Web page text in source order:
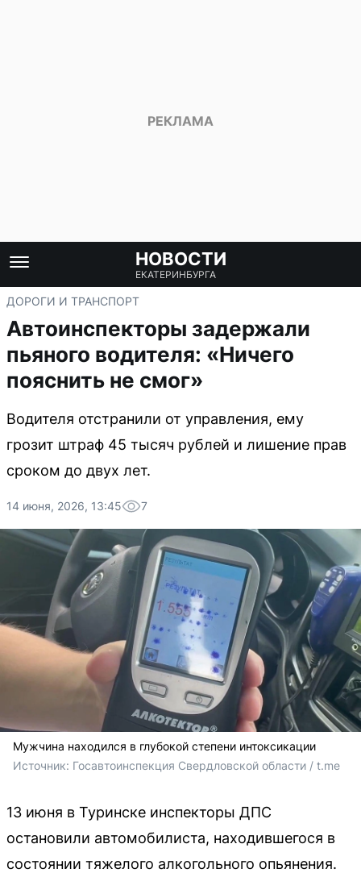
НОВОСТИ
ЕКАТЕРИНБУРГА
ДОРОГИ И ТРАНСПОРТ
Автоинспекторы задержали
пьяного водителя: «Ничего
пояснить не смог»
Водителя отстранили от управления, ему
грозит штраф 45 тысяч рублей и лишение прав
сроком до двух лет.
14 июня, 2026, 13:45 7
Мужчина находился в глубокой степени интоксикации
Источник: Госавтоинспекция Свердловской области / t.me
13 июня в Туринске инспекторы ДПС
остановили автомобилиста, находившегося в
состоянии тяжелого алкогольного опьянения.